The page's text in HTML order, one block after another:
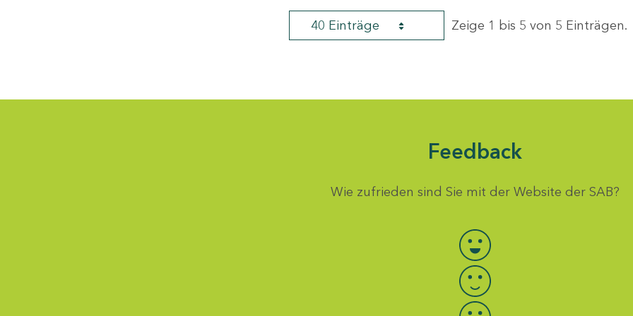
40 Einträge Zeige 1 bis 5 von 5 Einträgen.
Feedback
Wie zufrieden sind Sie mit der Website der SAB?
Bewertung auswählen